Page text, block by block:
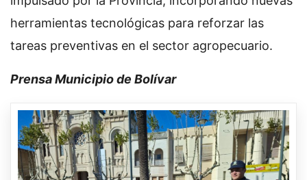
herramientas tecnológicas para reforzar las
tareas preventivas en el sector agropecuario.
Prensa Municipio de Bolívar